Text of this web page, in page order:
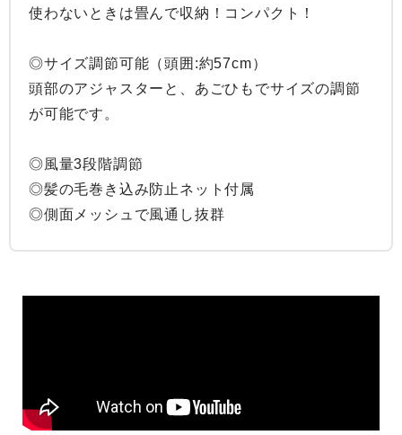
使わないときは畳んで収納！コンパクト！
◎サイズ調節可能（頭囲:約57cm）
頭部のアジャスターと、あごひもでサイズの調節
が可能です。
◎風量3段階調節
◎髪の毛巻き込み防止ネット付属
◎側面メッシュで風通し抜群